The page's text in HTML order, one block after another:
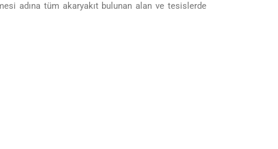
adına tüm akaryakıt bulunan alan ve tesislerde